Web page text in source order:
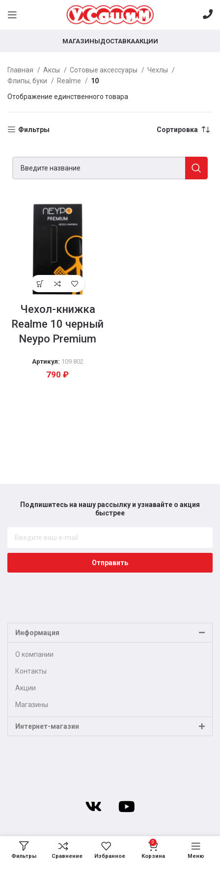
МАГАЗИНЫДОСТАВКААКЦИИ
Главная Аксы Сотовые аксессуары
Чехлы
Флипы, буки
Realme
10
Отображение единственного товара
Фильтры Сортировка
Чехол-книжка
Realme 10 черный
Neypo Premium
Артикул: 109 802
790 ₽
Подпишитесь на нашу рассылку и узнавайте о акция
быстрее​
Отправить
Информация
О компании
Контакты
Акции
Магазины
Интернет-магазин
Фильтры Сравнение Избранное
0
Корзина Меню